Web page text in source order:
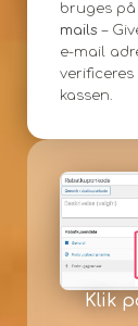
bruges
mails –
e-mail
kassen.
Klik